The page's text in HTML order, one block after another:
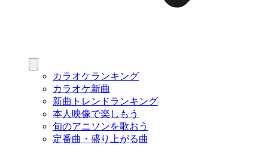
カラオケランキング
カラオケ新曲
新曲トレンドランキング
本人映像で楽しもう
旬のアニソンを歌おう
定番曲・盛り上がる曲